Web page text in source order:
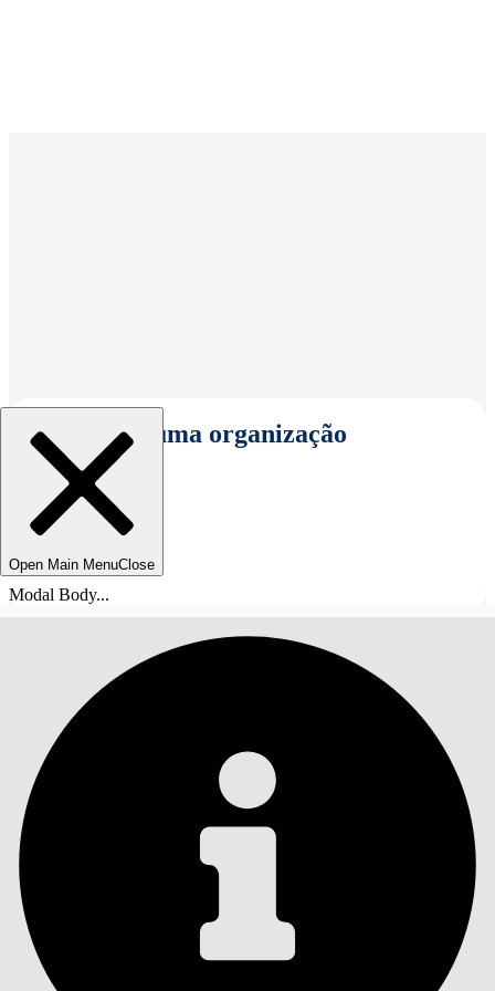
Selecionar uma organização
Open Main MenuClose
Modal Body...
ÍNDICE